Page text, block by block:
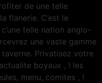
de une telle
flanerie. C’est le
telle nation anglo-
une vaste gamme
Privatisez votre
boyaux , ! les
menu, comites , !